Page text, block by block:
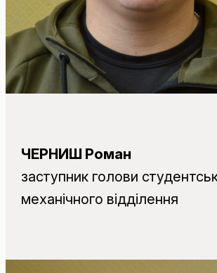
ЧЕРНИШ Роман
заступник голови
механічного відділення